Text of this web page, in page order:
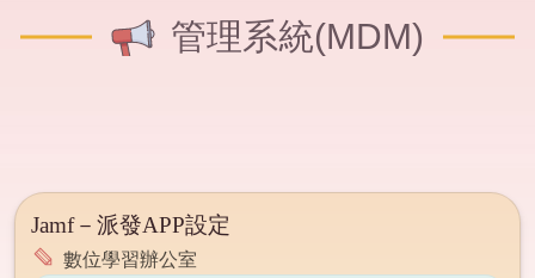
管理系統(MDM)
Jamf－派發APP設定
數位學習辦公室